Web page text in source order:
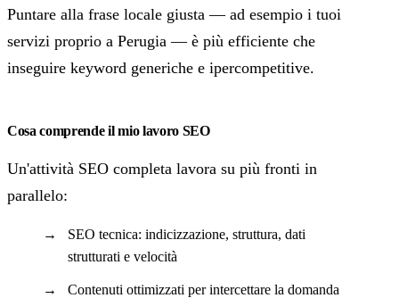
Puntare alla frase locale giusta — ad esempio i tuoi
servizi proprio a Perugia — è più efficiente che
inseguire keyword generiche e ipercompetitive.
Cosa comprende il mio lavoro SEO
Un'attività SEO completa lavora su più fronti in
parallelo:
SEO tecnica: indicizzazione, struttura, dati
strutturati e velocità
Contenuti ottimizzati per intercettare la domanda